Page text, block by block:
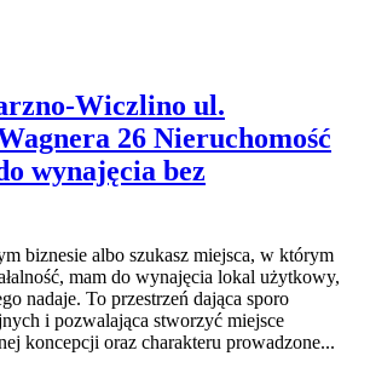
Wiczlino ul.
26 Nieruchomość
wynajęcia bez
biznesie albo szukasz miejsca, w którym
mam do wynajęcia lokal użytkowy,
nadaje. To przestrzeń dająca sporo
i pozwalająca stworzyć miejsce
koncepcji oraz charakteru prowadzone...